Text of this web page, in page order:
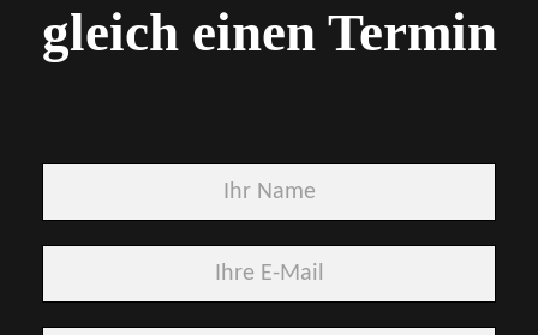
gleich einen Termin